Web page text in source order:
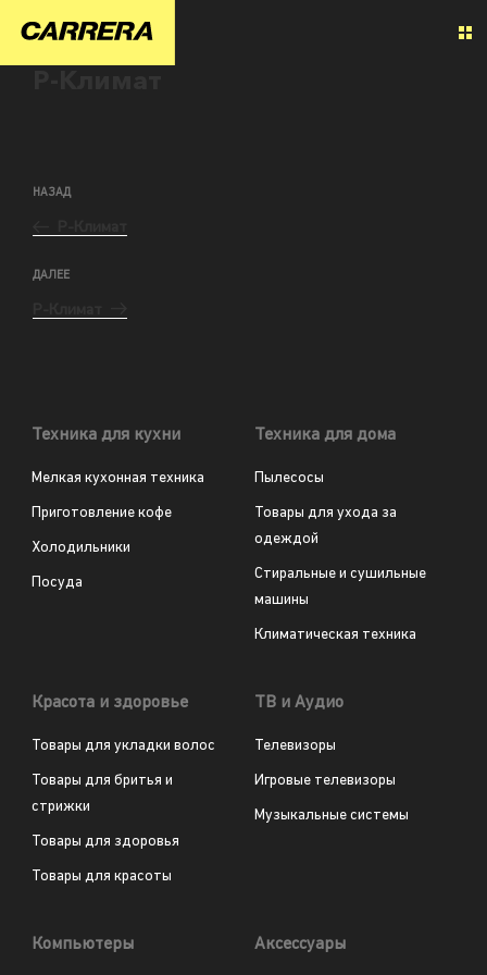
НАЗАД
ДАЛЕЕ
Техника для кухни
Мелкая кухонная техника
Приготовление кофе
Холодильники
Посуда
Техника для дома
Пылесосы
Товары для ухода за
одеждой
Стиральные и сушильные
машины
Климатическая техника
Красота и здоровье
Товары для укладки волос
Товары для бритья и
стрижки
Товары для здоровья
Товары для красоты
ТВ и Аудио
Телевизоры
Игровые телевизоры
Музыкальные системы
Компьютеры Аксессуары